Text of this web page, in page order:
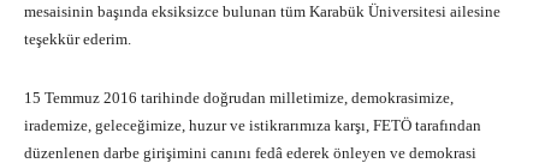
mesaisinin başında eksiksizce bulunan tüm Karabük Üniversitesi ailesine
teşekkür ederim.
15 Temmuz 2016 tarihinde doğrudan milletimize, demokrasimize,
irademize, geleceğimize, huzur ve istikrarımıza karşı, FETÖ tarafından
düzenlenen darbe girişimini canını fedâ ederek önleyen ve demokrasi